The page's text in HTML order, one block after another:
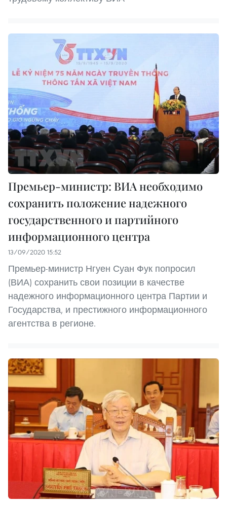
Премьер-министр: ВИА необходимо
сохранить положение надежного
государственного и партийного
информационного центра
13/09/2020 15:52
Премьер-министр Нгуен Суан Фук попросил
(ВИА) сохранить свои позиции в качестве
надежного информационного центра Партии и
Государства, и престижного информационного
агентства в регионе.